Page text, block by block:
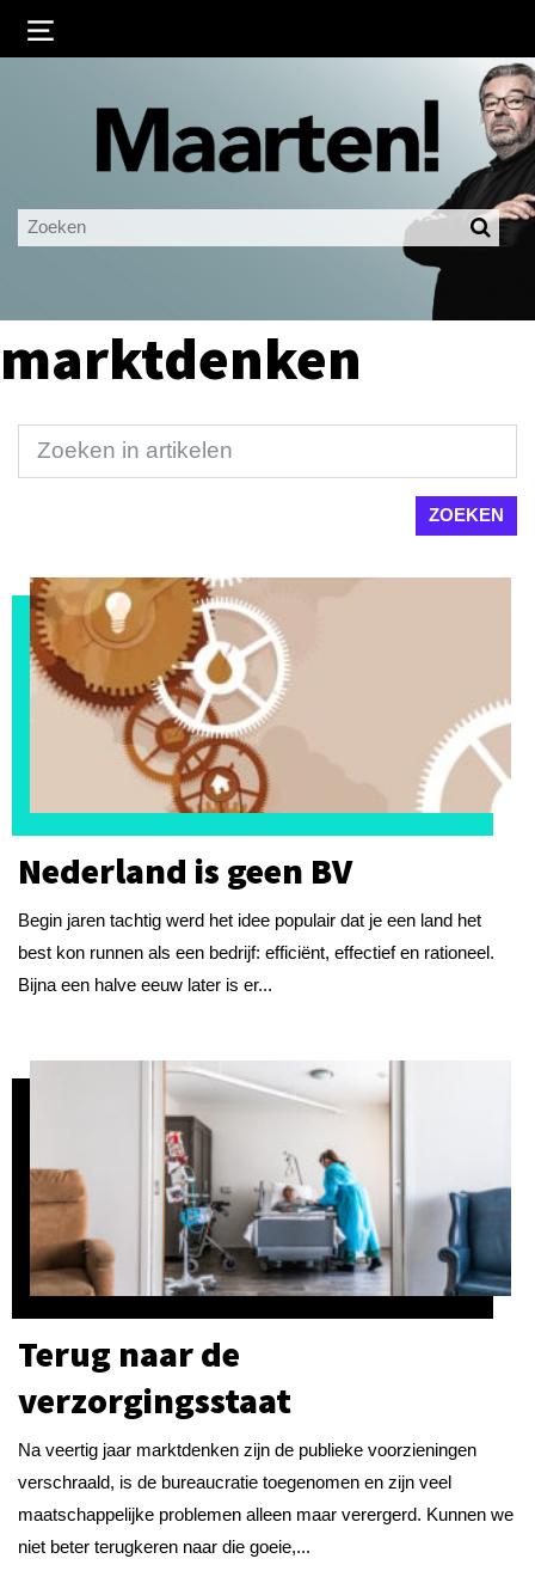
Ingelogd blijven
LOGIN
marktdenken
Nederland is geen BV
Begin jaren tachtig werd het idee populair dat je een land het
best kon runnen als een bedrijf: efficiënt, effectief en rationeel.
Bijna een halve eeuw later is er...
Terug naar de
verzorgingsstaat
Na veertig jaar marktdenken zijn de publieke voorzieningen
verschraald, is de bureaucratie toegenomen en zijn veel
maatschappelijke problemen alleen maar verergerd. Kunnen we
niet beter terugkeren naar die goeie,...